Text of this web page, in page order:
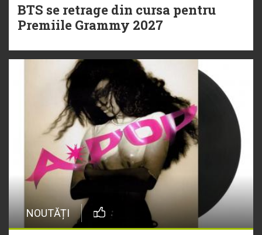
BTS se retrage din cursa pentru
Premiile Grammy 2027
NOUTĂȚI